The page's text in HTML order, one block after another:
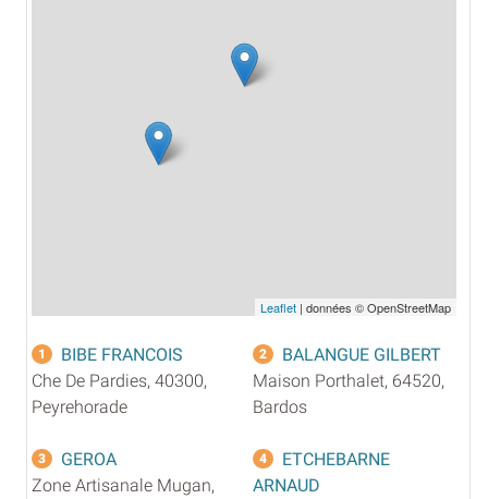
Leaflet | données © OpenStreetMap
1
BIBE FRANCOIS
Che De Pardies, 40300,
Peyrehorade
2
BALANGUE GILBERT
Maison Porthalet, 64520,
Bardos
3
GEROA
Zone Artisanale Mugan,
4
ETCHEBARNE
ARNAUD